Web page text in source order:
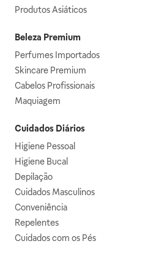
Produtos Asiáticos
Beleza Premium
Perfumes Importados
Skincare Premium
Cabelos Profissionais
Maquiagem
Cuidados Diários
Higiene Pessoal
Higiene Bucal
Depilação
Cuidados Masculinos
Conveniência
Repelentes
Cuidados com os Pés